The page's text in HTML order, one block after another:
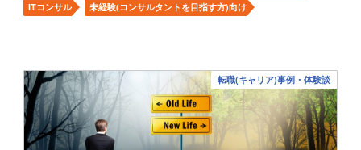
ITコンサル
未経験(コンサルタントを目指す方)向け
転職(キャリア)事例・体験談